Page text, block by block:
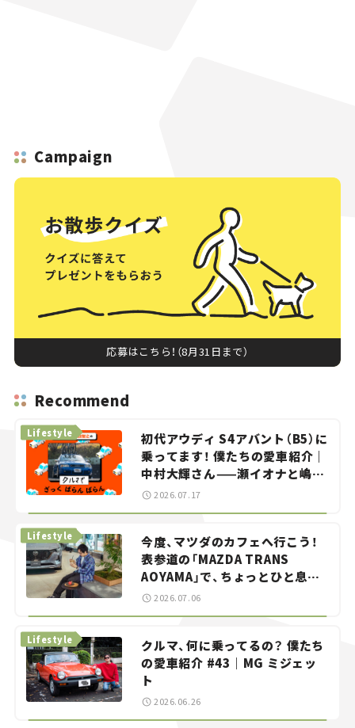
Campaign
応募はこちら！（8月31日まで）
Recommend
初代アウディ S4アバント（B5）に
乗ってます！ 僕たちの愛車紹介｜
中村大輝さん——瀬イオナと嶋田
智之の「クルマでざっくばらんば
Lifestyle
2026.07.17
今度、マツダのカフェへ行こう！
表参道の「MAZDA TRANS
AOYAMA」で、ちょっとひと息。
——連載｜CCGとクルマでどうす
る？＜第13回＞
Lifestyle
2026.07.06
クルマ、何に乗ってるの？ 僕たち
の愛車紹介 #43｜MG ミジェッ
ト
Lifestyle
2026.06.26